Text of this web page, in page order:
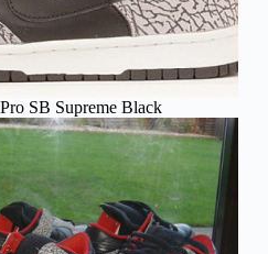
SB Supreme Black